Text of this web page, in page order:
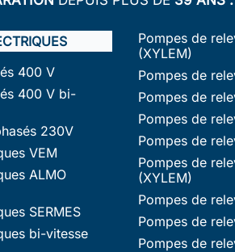
400 V
400 V bi-
230V
VEM
ALMO
SERMES
bi-vitesse
Pompes de
(XYLEM)
Pompes de
Pompes de
Pompes de
Pompes de
Pompes de
(XYLEM)
Pompes de
Pompes de
Pompes de